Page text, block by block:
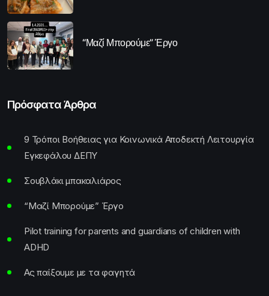
“Μαζί Μπορούμε” Έργο
Πρόσφατα Άρθρα
9 Τρόποι Βοήθειας για Κοινωνικά Αποδεκτή Λειτουργία
Εγκεφάλου ΔΕΠΥ
Σουβλάκι μπακαλιάρος
“Μαζί Μπορούμε” Έργο
Pilot training for parents and guardians of children with
ADHD
Ας παίξουμε με τα φαγητά